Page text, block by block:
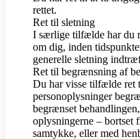
rettet.
Ret til sletning
I særlige tilfælde har du
om dig, inden
generelle sletning
Ret til begrænsning af
Du har visse tilfælde ret
personoplysninger
begrænset
oplysningerne – bortset
samtykke, eller med